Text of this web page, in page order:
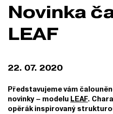
Novinka
LEAF
22. 07. 2020
Představujeme vám
novinky – modelu LEAF.
opěrák inspirovaný